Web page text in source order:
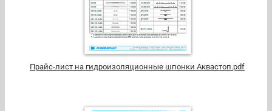
Прайс-лист на гидроизоляционные шпонки Аквастоп.pdf